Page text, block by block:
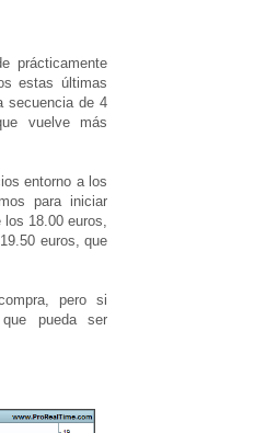
prácticamente
estas últimas
secuencia de 4
vuelve más
entorno a los
para iniciar
18.00 euros,
euros, que
pero si
pueda ser